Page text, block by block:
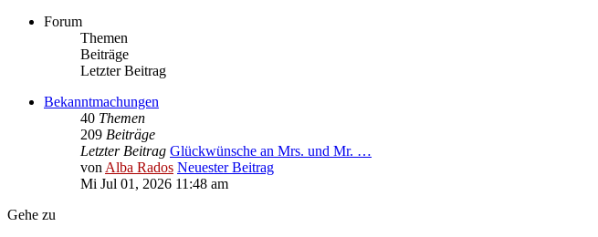
Forum
Themen
Beiträge
Letzter Beitrag
Bekanntmachungen
40 Themen
209 Beiträge
Letzter Beitrag Glückwünsche an Mrs. und Mr. …
von Alba Rados Neuester Beitrag
Mi Jul 01, 2026 11:48 am
Gehe zu